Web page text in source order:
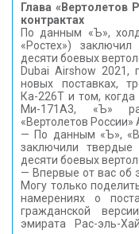
Глава «Вертолетов
контрактах
По данным «Ъ»,
«Ростех»)
десяти боевых
Dubai Airshow
новых поставках,
Ка-226T и том,
Ми-171А3, «Ъ»
«Вертолетов России»
— По данным «Ъ»,
заключили
десяти боевых
— Впервые от вас об
Могу только
намерениях о
гражданской
эмирата Рас-эль-